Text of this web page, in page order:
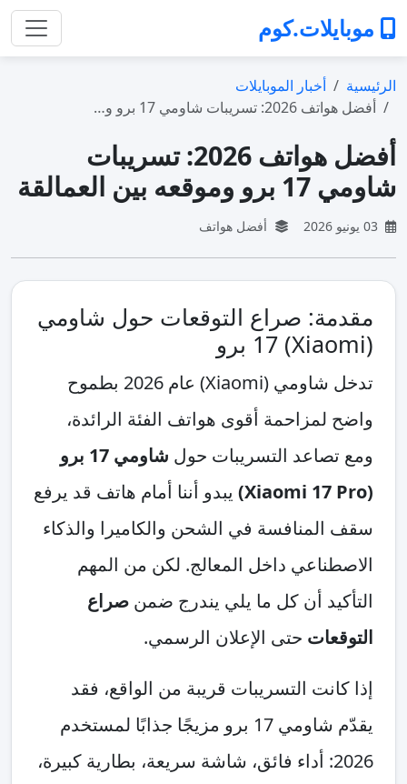
موبايلات.كوم
الرئيسية
أخبار الموبايلات
أفضل هواتف 2026: تسريبات شاومي 17 برو و…
أفضل هواتف 2026: تسريبات
شاومي 17 برو وموقعه بين العمالقة
أفضل هواتف
مقدمة: صراع التوقعات حول شاومي
(Xiaomi) 17 برو
تدخل شاومي (Xiaomi) عام 2026 بطموح
واضح لمزاحمة أقوى هواتف الفئة الرائدة،
ومع تصاعد التسريبات حول
شاومي 17 برو
(Xiaomi 17 Pro)
يبدو أننا أمام هاتف قد يرفع
سقف المنافسة في الشحن والكاميرا والذكاء
الاصطناعي داخل المعالج. لكن من المهم
التأكيد أن كل ما يلي يندرج ضمن صراع
التوقعات حتى الإعلان الرسمي.
إذا كانت التسريبات قريبة من الواقع، فقد
يقدّم شاومي 17 برو مزيجًا جذابًا لمستخدم
2026: أداء فائق، شاشة سريعة، بطارية كبيرة،